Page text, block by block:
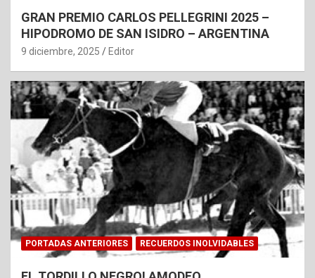
GRAN PREMIO CARLOS PELLEGRINI 2025 –
HIPODROMO DE SAN ISIDRO – ARGENTINA
9 diciembre, 2025 Editor
PORTADAS ANTERIORES RECUERDOS INOLVIDABLES